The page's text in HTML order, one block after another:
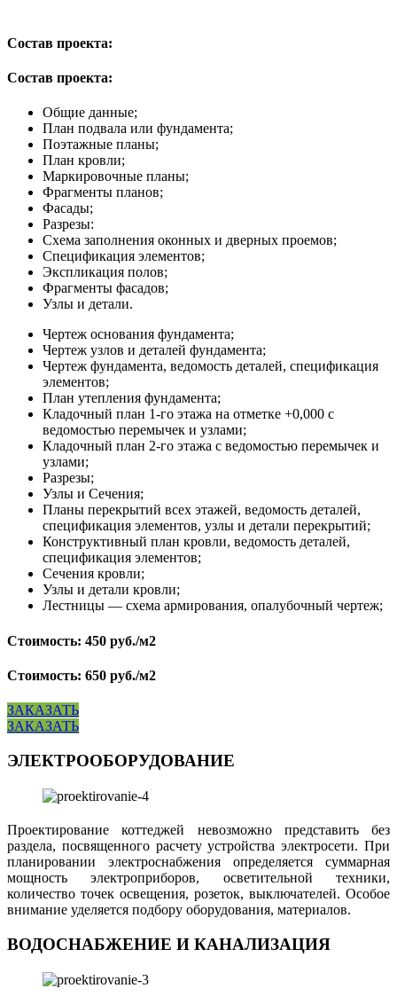
Состав проекта:
Состав проекта:
Общие данные;
План подвала или фундамента;
Поэтажные планы;
План кровли;
Маркировочные планы;
Фрагменты планов;
Фасады;
Разрезы:
Схема заполнения оконных и дверных проемов;
Спецификация элементов;
Экспликация полов;
Фрагменты фасадов;
Узлы и детали.
Чертеж основания фундамента;
Чертеж узлов и деталей фундамента;
Чертеж фундамента, ведомость деталей, спецификация
элементов;
План утепления фундамента;
Кладочный план 1-го этажа на отметке +0,000 с
ведомостью перемычек и узлами;
Кладочный план 2-го этажа с ведомостью перемычек и
узлами;
Разрезы;
Узлы и Сечения;
Планы перекрытий всех этажей, ведомость деталей,
спецификация элементов, узлы и детали перекрытий;
Конструктивный план кровли, ведомость деталей,
спецификация элементов;
Сечения кровли;
Узлы и детали кровли;
Лестницы — схема армирования, опалубочный чертеж;
Стоимость: 450 руб./м2
Стоимость: 650 руб./м2
ЗАКАЗАТЬ
ЗАКАЗАТЬ
ЭЛЕКТРООБОРУДОВАНИЕ
Проектирование коттеджей невозможно представить без
раздела, посвященного расчету устройства электросети. При
планировании электроснабжения определяется суммарная
мощность электроприборов, осветительной техники,
количество точек освещения, розеток, выключателей. Особое
внимание уделяется подбору оборудования, материалов.
ВОДОСНАБЖЕНИЕ И КАНАЛИЗАЦИЯ